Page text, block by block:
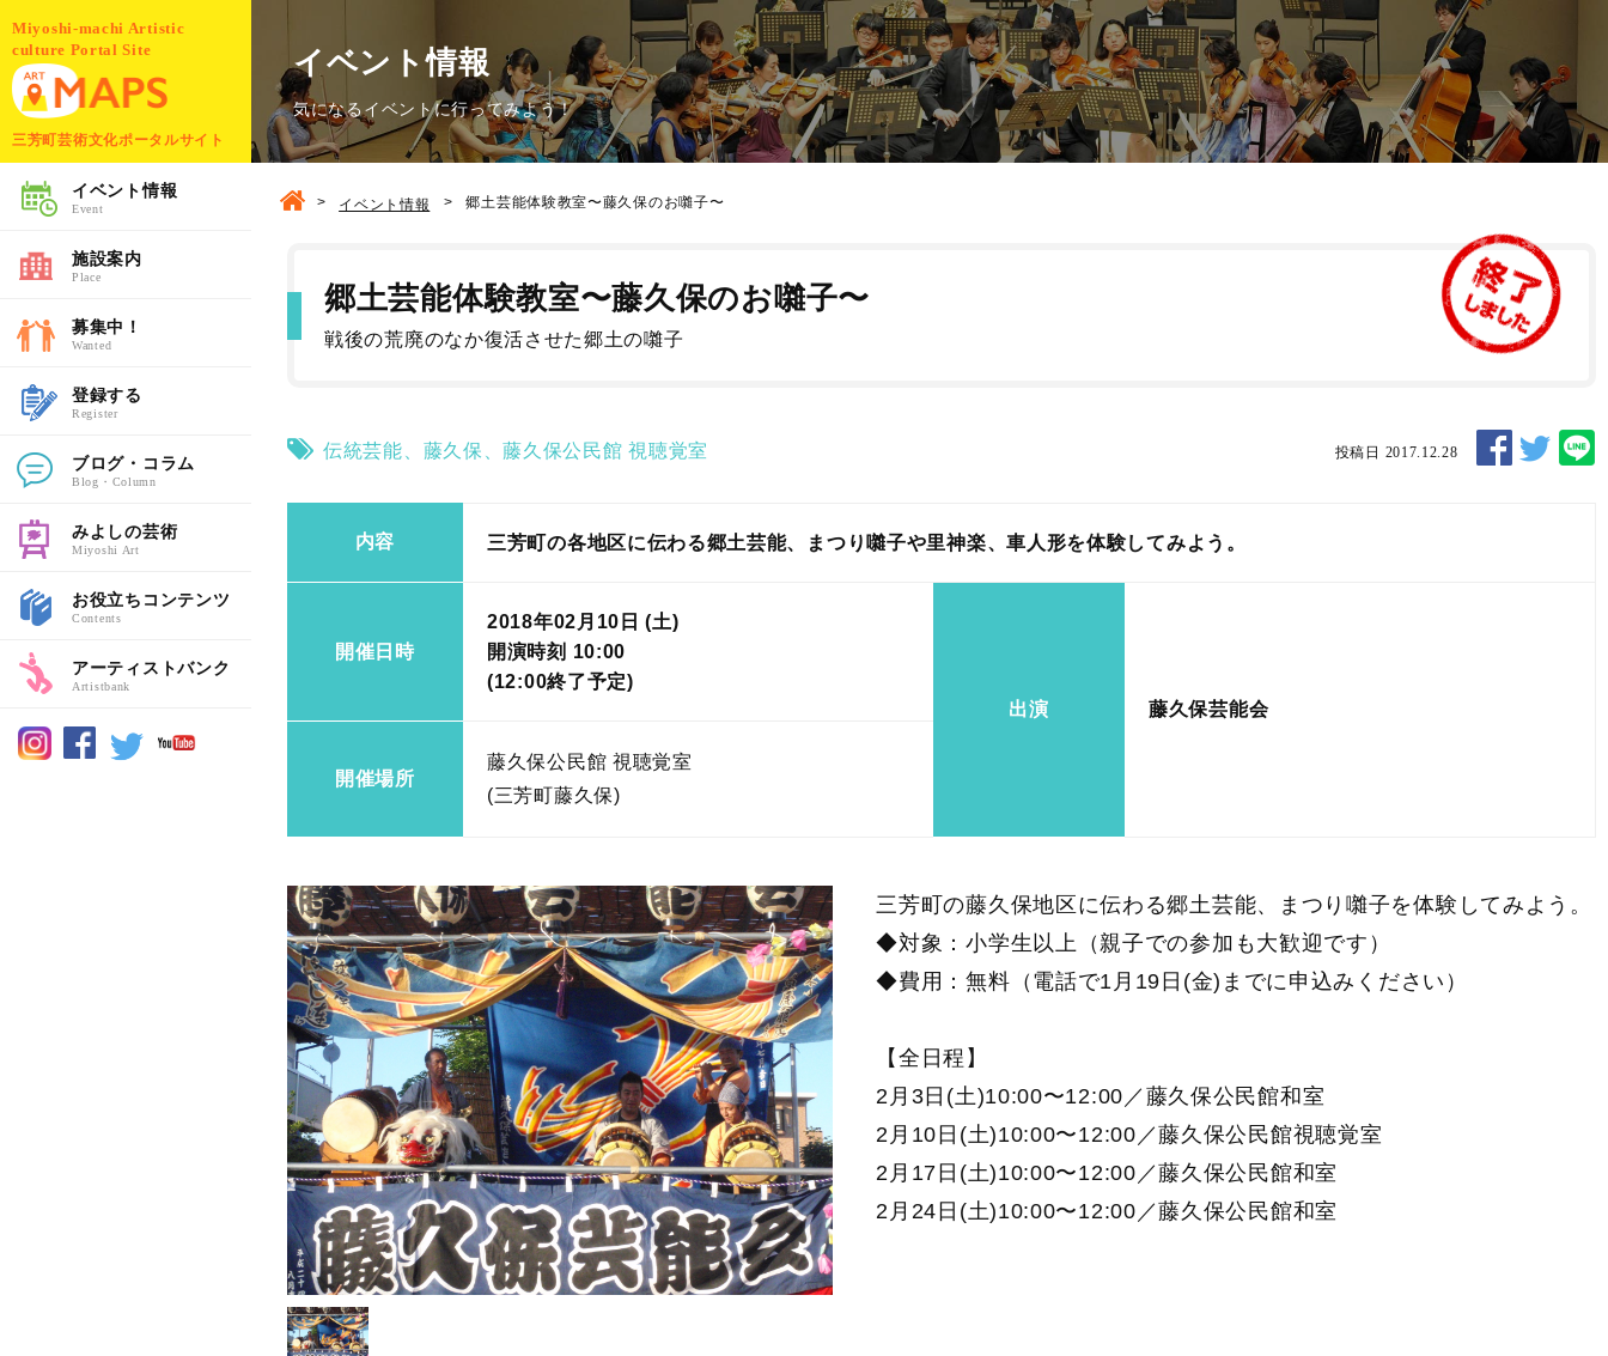
Miyoshi-machi Artistic
culture Portal Site
三芳町芸術文化ポータルサイト
イベント情報
Event
施設案内
Place
募集中！
Wanted
登録する
Register
ブログ・コラム
Blog・Column
みよしの芸術
Miyoshi Art
お役立ちコンテンツ
Contents
アーティストバンク
Artistbank
イベント情報
気になるイベントに行ってみよう！
> イベント情報 > 郷土芸能体験教室〜藤久保のお囃子〜
郷土芸能体験教室〜藤久保のお囃子〜
戦後の荒廃のなか復活させた郷土の囃子
伝統芸能 藤久保 、藤久保公民館 視聴覚室 投稿日 2017.12.28
内容 三芳町の各地区に伝わる郷土芸能、まつり囃子や里神楽、車人形を体験してみよう。
開催日時
2018年02月10日 (土)
開演時刻 10:00
(12:00終了予定)
出演
藤久保芸能会
開催場所
藤久保公民館 視聴覚室
(三芳町藤久保)
三芳町の藤久保地区に伝わる郷土芸能、まつり囃子を体験してみよう。
◆対象：小学生以上（親子での参加も大歓迎です）
◆費用：無料（電話で1月19日(金)までに申込みください）
【全日程】
2月3日(土)10:00〜12:00／藤久保公民館和室
2月10日(土)10:00〜12:00／藤久保公民館視聴覚室
2月17日(土)10:00〜12:00／藤久保公民館和室
2月24日(土)10:00〜12:00／藤久保公民館和室